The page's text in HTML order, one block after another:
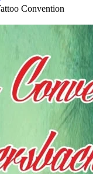
Convention